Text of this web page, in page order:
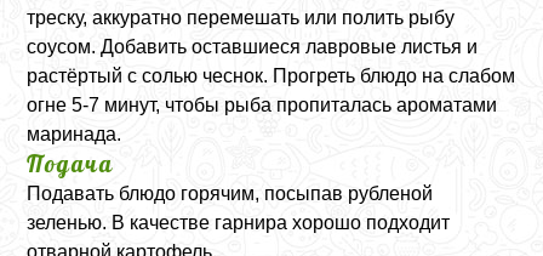
треску, аккуратно перемешать или полить рыбу
соусом. Добавить оставшиеся лавровые листья и
растёртый с солью чеснок. Прогреть блюдо на слабом
огне 5-7 минут, чтобы рыба пропиталась ароматами
маринада.
Подача
Подавать блюдо горячим, посыпав рубленой
зеленью. В качестве гарнира хорошо подходит
отварной картофель.